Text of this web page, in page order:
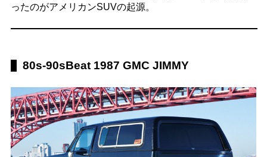
ったのがアメリカンSUVの起源。
80s-90sBeat 1987 GMC JIMMY